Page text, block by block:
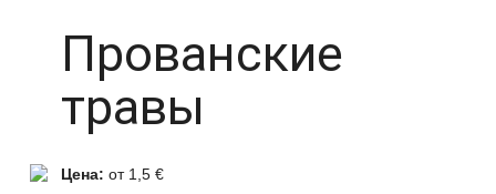
Прованские
травы
Цена: от 1,5 €